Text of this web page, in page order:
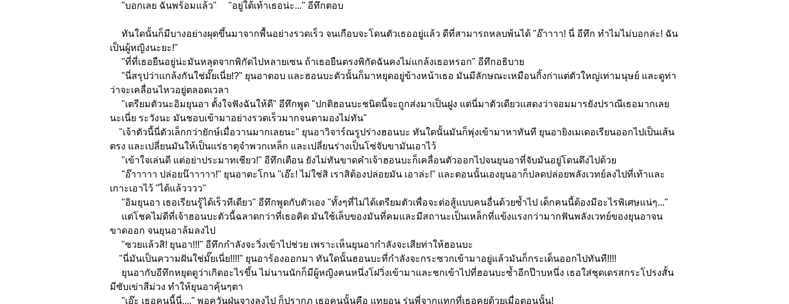
"บอกเลย ฉันพร้อมแล้ว" "อยู่ใต้เท้าเธอน่ะ..." อีทึกตอบ
ทันใดนั้นก็มีบางอย่างผุดขึ้นมาจากพื้นอย่างรวดเร็ว จนเกือบจะโดนตัวเธออยู่แล้ว ดีที่สามารถหลบพ้นได้ "อ๊าาาา! นี่ อีทึก ทำไมไม่บอกล่ะ! ฉัน
เป็นผู้หญิงนะยะ!"
"ที่ที่เธอยืนอยู่น่ะมันหลุดจากพิกัดไปหลายเซน ถ้าเธอยืนตรงพิกัดฉันคงไม่แกล้งเธอหรอก" อีทึกอธิบาย
"นี่สรุปว่าแกล้งกันใช่มั๊ยเนี่ย!?" ยุนอาตอบ และฮอนบะตัวนั้นก็มาหยุดอยู่ข้างหน้าเธอ มันมีลักษณะเหมือนกิ้งก่าแต่ตัวใหญ่เท่ามนุษย์ และดูท่า
ว่าจะเคลื่อนไหวอยู่ตลอดเวลา
"เตรียมตัวนะอิมยุนอา ตั้งใจฟังฉันให้ดี" อีทึกพูด "ปกติฮอนบะชนิดนี้จะถูกส่งมาเป็นฝูง แต่นี่มาตัวเดียวแสดงว่าจอมมารยังปราณีเธอมากเลย
นะเนี่ย ระวังนะ มันชอบเข้ามาอย่างรวดเร็วมากจนตามองไม่ทัน"
"เจ้าตัวนี้นี่ตัวเล็กกว่ายักษ์เมื่อวานมากเลยนะ" ยุนอาวิจาร์ณรูปร่างฮอนบะ ทันใดนั้นมันก็พุ่งเข้ามาหาทันที ยุนอายิงเมเดอเรียนออกไปเป็นเส้น
ตรง และเปลี่ยนมันให้เป็นแร่ธาตุจำพวกเหล็ก และเปลี่ยนร่างเป็นโซ่จับขามันเอาไว้
"เข้าใจเล่นดี แต่อย่าประมาทเชียว!" อีทึกเตือน ยังไม่ทันขาดคำเจ้าฮอนบะก็เคลื่อนตัวออกไปจนยุนอาที่จับมันอยู่โดนดึงไปด้วย
"อ๊าาาาา ปล่อยน๊าาาาา!" ยุนอาตะโกน "เอ๊ะ! ไม่ใช่สิ เราสิต้องปล่อยมัน เอาล่ะ!" และตอนนั้นเองยุนอาก็ปลดปล่อยพลังเวทย์ลงไปที่เท้าและ
เกาะเอาไว้ "ได้แล้วววว"
"อิมยุนอา เธอเรียนรู้ได้เร็วทีเดียว" อีทึกพูดกับตัวเอง "ทั้งๆที่ไม่ได้เตรียมตัวเพื่อจะต่อสู้แบบคนอื่นด้วยซ้ำไป เด็กคนนี้ต้องมีอะไรพิเศษแน่ๆ..."
แต่โชคไม่ดีที่เจ้าฮอนบะตัวนี้ฉลาดกว่าที่เธอคิด มันใช้เล็บของมันที่คมและมีสถานะเป็นเหล็กที่แข้งแรงกว่ามากฟันพลังเวทย์ของยุนอาจน
ขาดออก จนยุนอาล้มลงไป
"ซวยแล้วสิ! ยุนอา!!!" อีทึกกำลังจะวิ่งเข้าไปช่วย เพราะเห็นยุนอากำลังจะเสียท่าให้ฮอนบะ
"นี่มันเป็นความฝันใช่มั๊ยเนี่ย!!!!" ยุนอาร้องออกมา ทันใดนั้นฮอนบะที่กำลังจะกระซวกเข้ามาอยู่แล้วมันก็กระเด็นออกไปทันที!!!!
ยุนอากับอีทึกหยุดดูว่าเกิดอะไรขึ้น ไม่นานนักก็มีผู้หญิงคนหนึ่งโฝวิ่งเข้ามาและชกเข้าไปที่ฮอนบะซ้ำอีกป๊าบหนึ่ง เธอใส่ชุดเดรสกระโปรงสั้น
มีซับเข่าสีม่วง ทำให้ยุนอาคุ้นๆตา
"เอ๊ะ เธอคนนี้นี่...." พอควันฝุ่นจางลงไป ก็ปรากฏ เธอคนนั้นคือ แทยอน รุ่นพี่จากแทกูที่เธอคุยด้วยเมื่อตอนนั้น!